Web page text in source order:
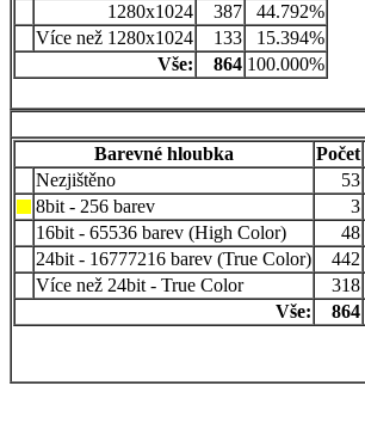
1280x1024
387
44.792%
Více než 1280x1024
133
15.394%
Vše:
864 100.000%
Barevné hloubka
Počet
Nezjištěno
53
8bit - 256 barev
3
16bit - 65536 barev (High Color)
48
24bit - 16777216 barev (True Color)
442
Více než 24bit - True Color
318
Vše:
864